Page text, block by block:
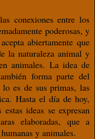
conexiones entre los
poderosas, y
abiertamente que
la naturaleza animal y
animales. La idea de
forma parte del
es de sus primas, las
Hasta el día de hoy,
ideas se expresan
elaboradas, que a
y animales.